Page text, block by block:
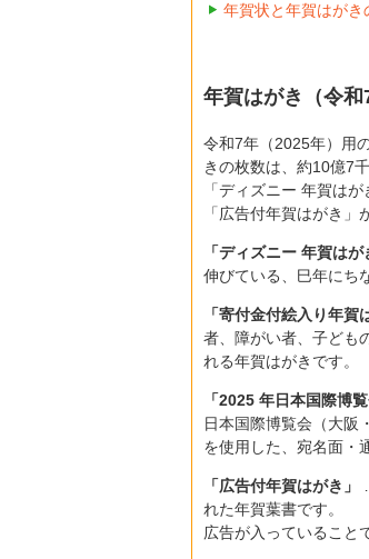
年賀状と年賀はがき
年賀はがき（令和
令和7年（2025年）用
きの枚数は、約10億7千
「ディズニー 年賀は
「広告付年賀はがき」
「ディズニー 年賀はが
伸びている、巳年にち
「寄付金付絵入り年賀
者、障がい者、子ども
れる年賀はがきです。
「2025 年日本国際博
日本国際博覧会（大阪
を使用した、宛名面・
「広告付年賀はがき」
れた年賀葉書です。
広告が入っていること